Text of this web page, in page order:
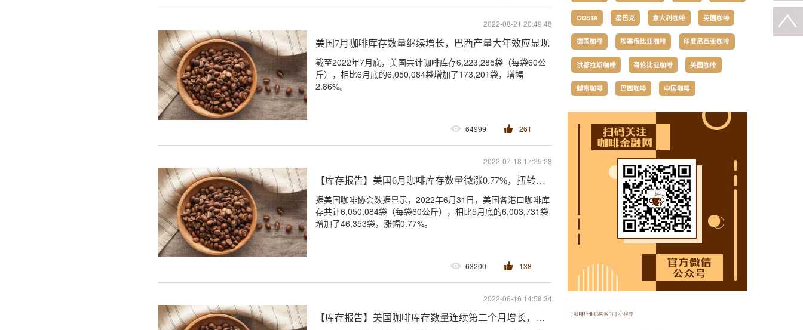
2022-08-21 20:49:48
美国7月咖啡库存数量继续增长，巴西产量大年效应显现
截至2022年7月底，美国共计咖啡库存6,223,285袋（每袋60公
斤），相比6月底的6,050,084袋增加了173,201袋，增幅
2.86%。
64999 261
2022-07-18 17:25:28
【库存报告】美国6月咖啡库存数量微涨0.77%，扭转此前持续减少不利局面
据美国咖啡协会数据显示，2022年6月31日，美国各港口咖啡库
存共计6,050,084袋（每袋60公斤），相比5月底的6,003,731袋
增加了46,353袋，涨幅0.77%。
63200 138
2022-06-16 14:58:34
【库存报告】美国咖啡库存数量连续第二个月增长，但相比疫情前水平依然相去甚远
COSTA 星巴克 意大利咖啡 英国咖啡
德国咖啡 埃塞俄比亚咖啡 印度尼西亚咖啡
洪都拉斯咖啡 哥伦比亚咖啡 美国咖啡
越南咖啡 巴西咖啡 中国咖啡